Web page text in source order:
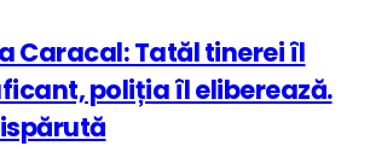
la Caracal: Tatăl tinerei îl
poliția îl eliberează.